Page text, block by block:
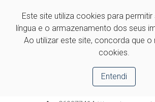
Este site utiliza cookies para
língua e o armazenamento dos seus
Ao utilizar este site, concorda que o
cookies.
Entendi